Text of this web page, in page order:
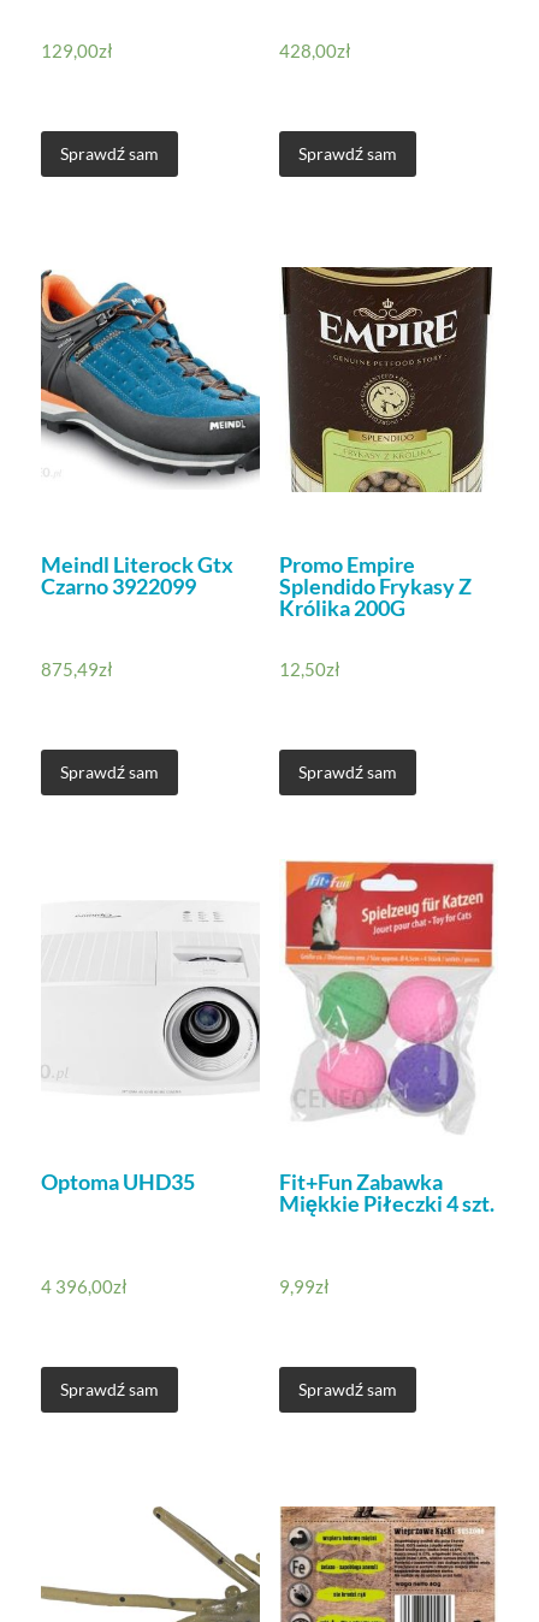
129,00zł
Sprawdź sam
428,00zł
Sprawdź sam
Meindl Literock Gtx
Czarno 3922099
875,49zł
Sprawdź sam
Promo Empire
Splendido Frykasy Z
Królika 200G
12,50zł
Sprawdź sam
Optoma UHD35
4 396,00zł
Sprawdź sam
Fit+Fun Zabawka
Miękkie Piłeczki 4 szt.
9,99zł
Sprawdź sam